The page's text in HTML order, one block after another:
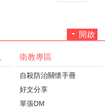
開啟
衛教專區
自殺防治關懷手冊
好文分享
單張DM